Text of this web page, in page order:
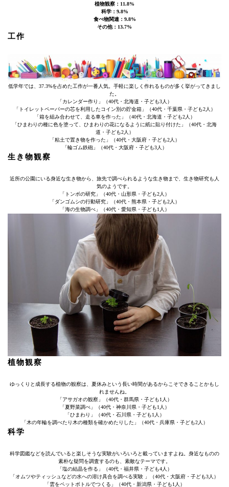
植物観察：11.8%
科学：9.8%
食べ物関連：9.8%
その他：13.7%
工作
低学年では、37.3%を占めた工作が一番人気。手軽に楽しく作れるものが多く挙がってきまし
た。
「カレンダー作り」（40代・北海道・子ども3人）
「トイレットペーパーの芯を利用したコイン別の貯金箱」（40代・千葉県・子ども2人）
「箱を組み合わせて、走る車を作った」（40代・北海道・子ども2人）
「ひまわりの種に色を塗って、ひまわりの花になるように紙に貼り付けた」（40代・北海
道・子ども2人）
「粘土で置き物を作った」（40代・大阪府・子ども2人）
「輪ゴム鉄砲」（40代・大阪府・子ども3人）
生き物観察
近所の公園にいる身近な生き物から、旅先で調べられるような生き物まで、生き物研究も人
気のようです。
「トンボの研究」（40代・山形県・子ども2人）
「ダンゴムシの行動研究」（40代・熊本県・子ども2人）
「海の生物調べ」（40代・愛知県・子ども1人）
植物観察
ゆっくりと成長する植物の観察は、夏休みという長い時間があるからこそできることかもし
れませんね。
「アサガオの観察」（40代・群馬県・子ども1人）
「夏野菜調べ」（40代・神奈川県・子ども1人）
「ひまわり」（40代・石川県・子ども1人）
「木の年輪を調べたり木の種類を確かめたりした」（40代・兵庫県・子ども2人）
科学
科学図鑑などを読んでいると楽しそうな実験がいろいろと載っていますよね。身近なものの
素朴な疑問を調査するのも、素敵なテーマです。
「塩の結晶を作る」（40代・福井県・子ども4人）
「オムツやティッシュなどの水への溶け具合を調べる実験 」（40代・大阪府・子ども3人）
「雲をペットボトルでつくる」（40代・新潟県・子ども1人）